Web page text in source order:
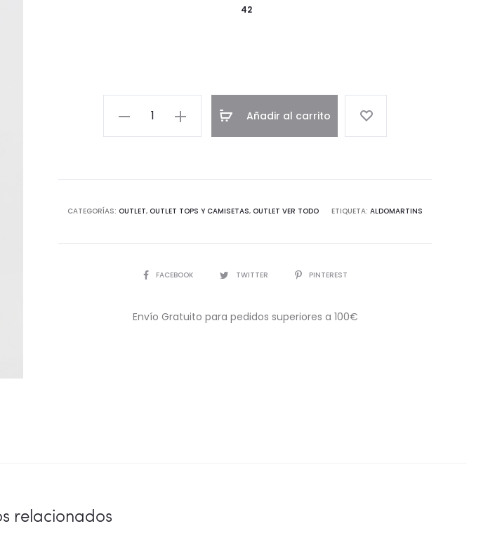
42
Añadir al carrito
CATEGORÍAS: OUTLET, OUTLET TOPS Y CAMISETAS, OUTLET VER TODO ETIQUETA: ALDOMARTINS
COMPARTIR
FACEBOOK TWITTER PINTEREST
Envío Gratuito para pedidos superiores a 100€
relacionados